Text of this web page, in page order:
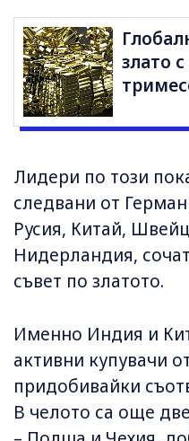
злато
Лидери по този
следвани от
Русия, Китай,
Нидерландия,
съвет по златото.
Именно Индия и
активни купувачи
придобивайки
В челото са още